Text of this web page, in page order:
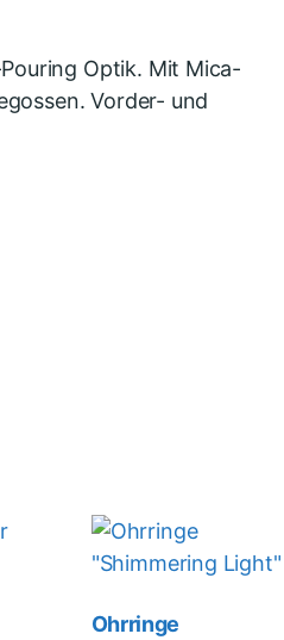
Optik. Mit Mica-
Vorder- und
Ohrringe